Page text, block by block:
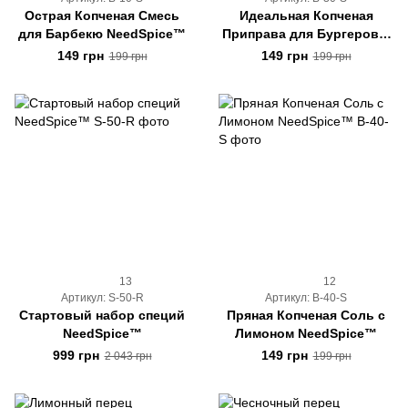
Острая Копченая Смесь
для Барбекю NeedSpice™
149 грн 199 грн
Идеальная Копченая
Приправа для Бургеров и
Мяса NeedSpice™
149 грн 199 грн
13
Артикул: S-50-R
Стартовый набор специй
NeedSpice™
999 грн 2 043 грн
12
Артикул: B-40-S
Пряная Копченая Соль с
Лимоном NeedSpice™
149 грн 199 грн